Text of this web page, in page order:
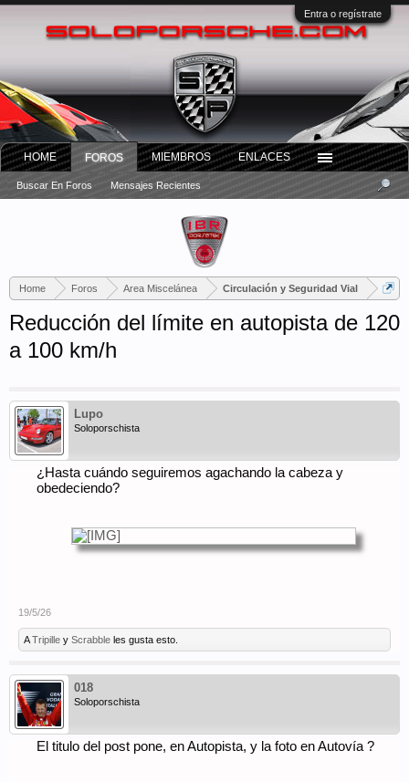
Entra o regístrate
Home Foros Area Miscelánea Circulación y Seguridad Vial
Reducción del límite en autopista de 120
a 100 km/h
Lupo
Soloporschista
¿Hasta cuándo seguiremos agachando la cabeza y
obedeciendo?
19/5/26
ATripille y Scrabble les gusta esto.
018
Soloporschista
El titulo del post pone, en Autopista, y la foto en Autovía ?
HOME FOROS
Buscar En Foros Mensajes Recientes
MIEMBROS ENLACES